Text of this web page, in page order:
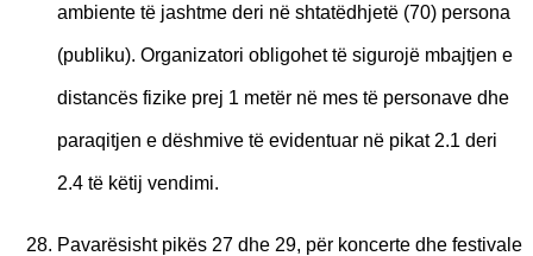
ambiente të jashtme deri në shtatëdhjetë (70) persona
(publiku). Organizatori obligohet të sigurojë mbajtjen e
distancës fizike prej 1 metër në mes të personave dhe
paraqitjen e dëshmive të evidentuar në pikat 2.1 deri
2.4 të këtij vendimi.
Pavarësisht pikës 27 dhe 29, për koncerte dhe festivale